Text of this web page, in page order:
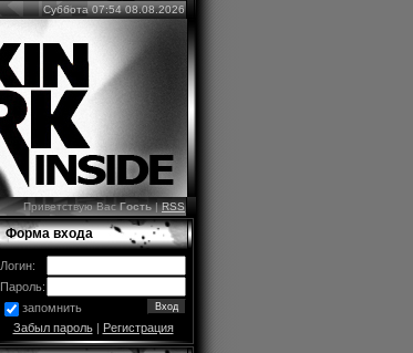
Суббота 07:54 08.08.2026
Приветствую ВасГость|RSS
Форма входа
Логин:
Пароль:
запомнить
Забыл пароль| Регистрация